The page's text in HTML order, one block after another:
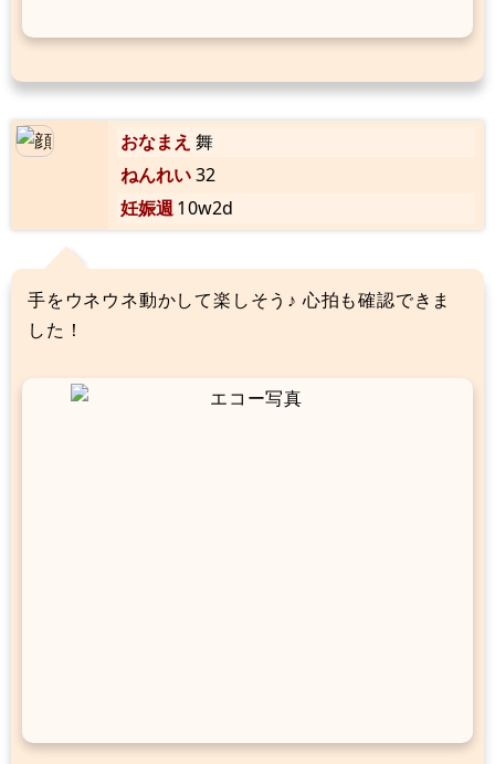
おなまえ 舞
ねんれい32
妊娠週10w2d
手をウネウネ動かして楽しそう♪ 心拍も確認できま
した！